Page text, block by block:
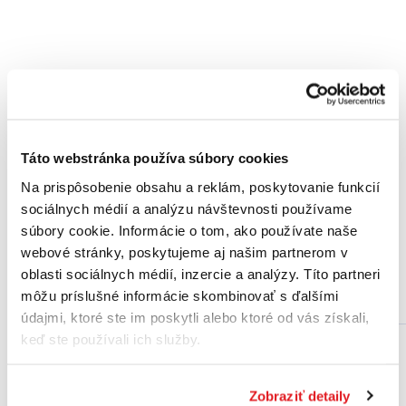
Táto webstránka používa súbory cookies
Na prispôsobenie obsahu a reklám, poskytovanie funkcií
sociálnych médií a analýzu návštevnosti používame
súbory cookie. Informácie o tom, ako používate naše
webové stránky, poskytujeme aj našim partnerom v
oblasti sociálnych médií, inzercie a analýzy. Títo partneri
môžu príslušné informácie skombinovať s ďalšími
údajmi, ktoré ste im poskytli alebo ktoré od vás získali,
keď ste používali ich služby.
Zobraziť detaily
Hmotnosť 0.18 kg
Obsah balenia 7 ks
Zásielkové balenie 1 ks
Podobné produkty